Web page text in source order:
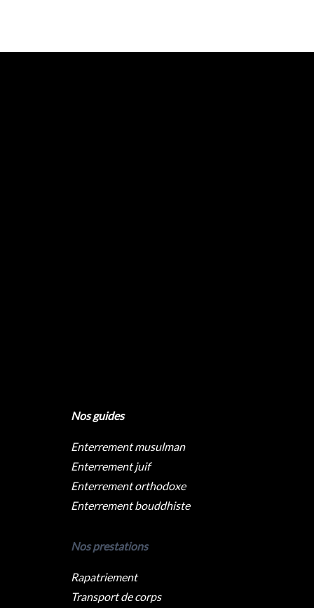
Nos guides
Enterrement musulman
Enterrement juif
Enterrement orthodoxe
Enterrement bouddhiste
Nos prestations
Rapatriement
Transport de corps